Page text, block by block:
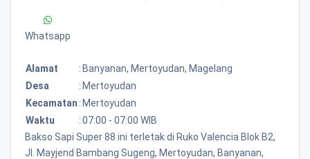
Whatsapp
Alamat : Banyanan, Mertoyudan, Magelang
Desa
: Mertoyudan
Kecamatan : Mertoyudan
Waktu
:07:00 - 07:00 WIB
Bakso Sapi Super 88 ini terletak di Ruko Valencia Blok B2,
Jl. Mayjend Bambang Sugeng, Mertoyudan, Banyanan,